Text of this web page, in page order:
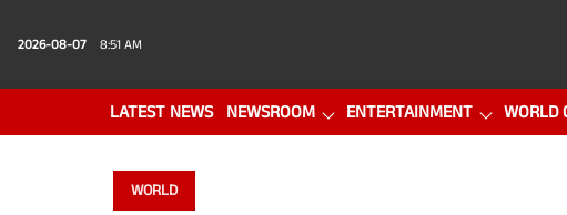
2026-08-07 8:51 AM
LATEST NEWS NEWSROOM ENTERTAINMENT WORLD
WORLD